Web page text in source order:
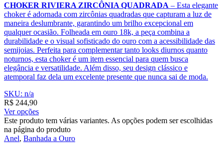
CHOKER RIVIERA ZIRCÔNIA QUADRADA – Esta elegante
choker é adornada com zircônias quadradas que capturam a luz de
maneira deslumbrante, garantindo um brilho excepcional em
qualquer ocasião. Folheada em ouro 18k, a peça combina a
durabilidade e o visual sofisticado do ouro com a acessibilidade das
semijoias. Perfeita para complementar tanto looks diurnos quanto
noturnos, esta choker é um item essencial para quem busca
elegância e versatilidade. Além disso, seu design clássico e
atemporal faz dela um excelente presente que nunca sai de moda.
SKU: n/a
R$ 244,90
Ver opções
Este produto tem várias variantes. As opções podem ser escolhidas
na página do produto
Anel, Banhada a Ouro